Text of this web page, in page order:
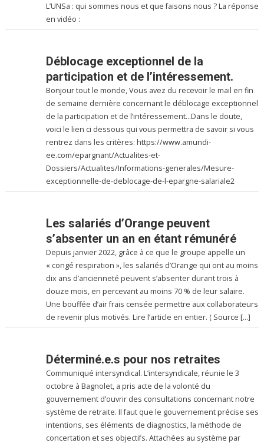
L’UNSa : qui sommes nous et que faisons nous ? La réponse
en vidéo :
Déblocage exceptionnel de la
participation et de l’intéressement.
Bonjour tout le monde, Vous avez du recevoir le mail en fin
de semaine dernière concernant le déblocage exceptionnel
de la participation et de l’intéressement…Dans le doute,
voici le lien ci dessous qui vous permettra de savoir si vous
rentrez dans les critères: https://www.amundi-
ee.com/epargnant/Actualites-et-
Dossiers/Actualites/Informations-generales/Mesure-
exceptionnelle-de-deblocage-de-l-epargne-salariale2
Les salariés d’Orange peuvent
s’absenter un an en étant rémunéré
Depuis janvier 2022, grâce à ce que le groupe appelle un
« congé respiration », les salariés d’Orange qui ont au moins
dix ans d’ancienneté peuvent s’absenter durant trois à
douze mois, en percevant au moins 70 % de leur salaire.
Une bouffée d’air frais censée permettre aux collaborateurs
de revenir plus motivés. Lire l’article en entier. ( Source […]
Déterminé.e.s pour nos retraites
Communiqué intersyndical. L’intersyndicale, réunie le 3
octobre à Bagnolet, a pris acte de la volonté du
gouvernement d’ouvrir des consultations concernant notre
système de retraite. Il faut que le gouvernement précise ses
intentions, ses éléments de diagnostics, la méthode de
concertation et ses objectifs. Attachées au système par